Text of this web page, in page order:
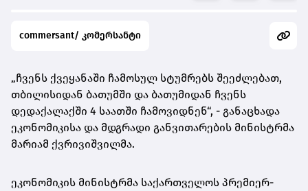
commersant/ კომერსანტი
„ჩვენს ქვეყანაში ჩამოსულ სტუმრებს შეეძლებათ,
თბილისიდან ბათუმში და ბათუმიდან ჩვენს
დედაქალაქში 4 საათში ჩამოვიდნენ“, - განაცხადა
ეკონომიკისა და მდგრადი განვითარების მინისტრმა
მარიამ ქვრივიშვილმა.
ეკონომიკის მინისტრმა საქართველოს პრემიერ-